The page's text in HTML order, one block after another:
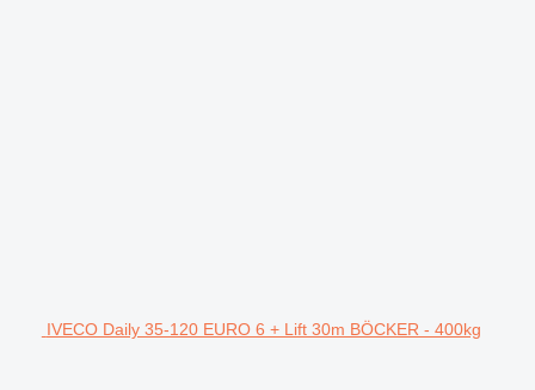
IVECO Daily 35-120 EURO 6 + Lift 30m BÖCKER - 400kg